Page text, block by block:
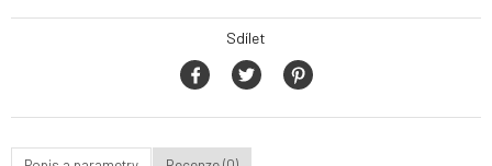
Sdílet